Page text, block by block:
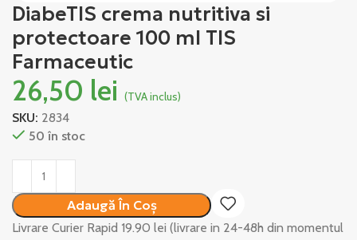
DiabeTIS crema nutritiva si
protectoare 100 ml TIS
Farmaceutic
26,50 lei (TVA inclus)
SKU: 2834
50 în stoc
Adaugă În Coș
Alternative:
Livrare Curier Rapid 19.90 lei (livrare in 24-48h din momentul